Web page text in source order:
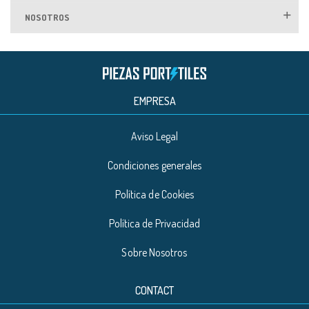
NOSOTROS
EMPRESA
Aviso Legal
Condiciones generales
Política de Cookies
Política de Privacidad
Sobre Nosotros
CONTACT